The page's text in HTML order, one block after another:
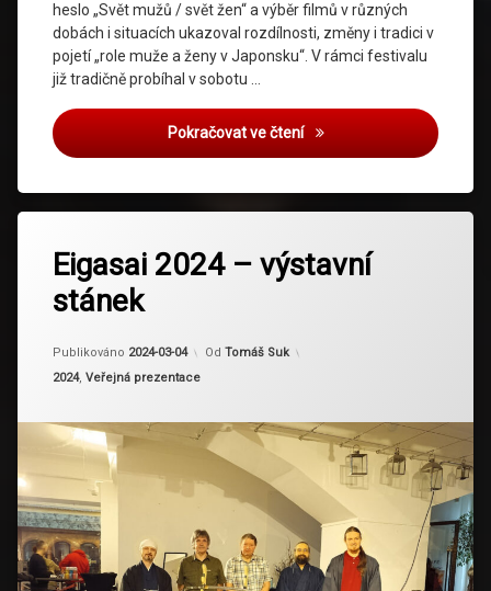
heslo „Svět mužů / svět žen“ a výběr filmů v různých
dobách i situacích ukazoval rozdílnosti, změny i tradici v
pojetí „role muže a ženy v Japonsku“. V rámci festivalu
již tradičně probíhal v sobotu …
Pokračovat ve čtení Eigasai 2025 – výstavní
Eigasai 2024 – výstavní
stánek
Publikováno 2024-03-04
Aktualizováno
Od Tomáš Suk
Kategorie:
2024, Veřejná prezentace
Eigasai